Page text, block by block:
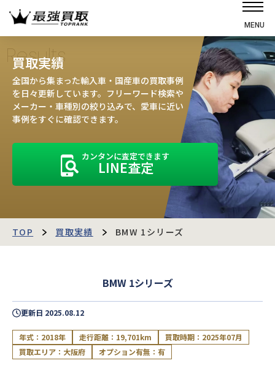
MENU
選ばれる理由
高価買取の仕組み
売却の流れ
お客様の声
運営会社
最強買取マガジン
Results
買取実績
全国から集まった輸入車・国産車の買取事例
を日々更新しています。フリーワード検索や
メーカー・車種別の絞り込みで、愛車に近い
事例をすぐに確認できます。
カンタンに査定できます
LINE査定
TOP 買取実績 BMW 1シリーズ
BMW 1シリーズ
更新日 2025.08.12
年式：2018年 走行距離：19,701km
買取時期：2025年07月
買取エリア：大阪府
オプション有無：有